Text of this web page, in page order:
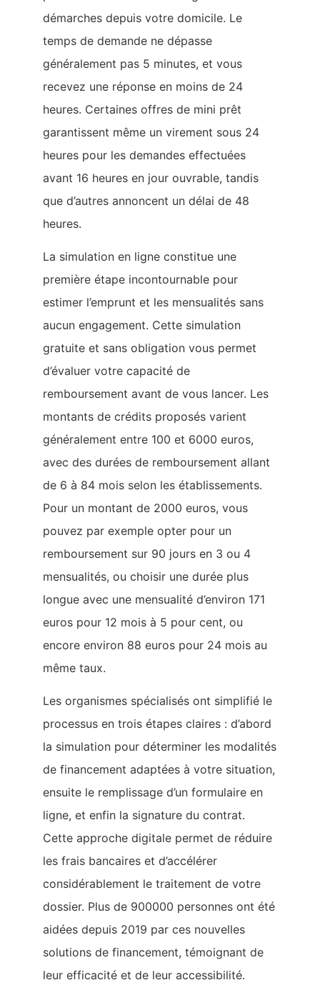
démarches depuis votre domicile. Le
temps de demande ne dépasse
généralement pas 5 minutes, et vous
recevez une réponse en moins de 24
heures. Certaines offres de mini prêt
garantissent même un virement sous 24
heures pour les demandes effectuées
avant 16 heures en jour ouvrable, tandis
que d’autres annoncent un délai de 48
heures.
La simulation en ligne constitue une
première étape incontournable pour
estimer l’emprunt et les mensualités sans
aucun engagement. Cette simulation
gratuite et sans obligation vous permet
d’évaluer votre capacité de
remboursement avant de vous lancer. Les
montants de crédits proposés varient
généralement entre 100 et 6000 euros,
avec des durées de remboursement allant
de 6 à 84 mois selon les établissements.
Pour un montant de 2000 euros, vous
pouvez par exemple opter pour un
remboursement sur 90 jours en 3 ou 4
mensualités, ou choisir une durée plus
longue avec une mensualité d’environ 171
euros pour 12 mois à 5 pour cent, ou
encore environ 88 euros pour 24 mois au
même taux.
Les organismes spécialisés ont simplifié le
processus en trois étapes claires : d’abord
la simulation pour déterminer les modalités
de financement adaptées à votre situation,
ensuite le remplissage d’un formulaire en
ligne, et enfin la signature du contrat.
Cette approche digitale permet de réduire
les frais bancaires et d’accélérer
considérablement le traitement de votre
dossier. Plus de 900000 personnes ont été
aidées depuis 2019 par ces nouvelles
solutions de financement, témoignant de
leur efficacité et de leur accessibilité.